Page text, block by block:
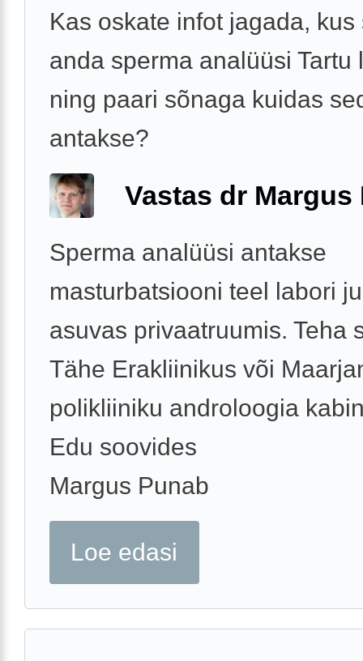
Kas oskate infot jagada, kus
anda sperma analüüsi Tartu
ning paari sõnaga kuidas
antakse?
Vastas dr Margus
Sperma analüüsi antakse
masturbatsiooni teel labori
asuvas privaatruumis. Teha
Tähe Erakliinikus või
polikliiniku androloogia
Edu soovides
Margus Punab
Loe edasi